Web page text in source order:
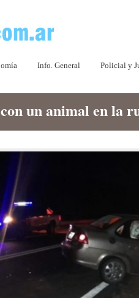
Info. General Policial y
un animal en la